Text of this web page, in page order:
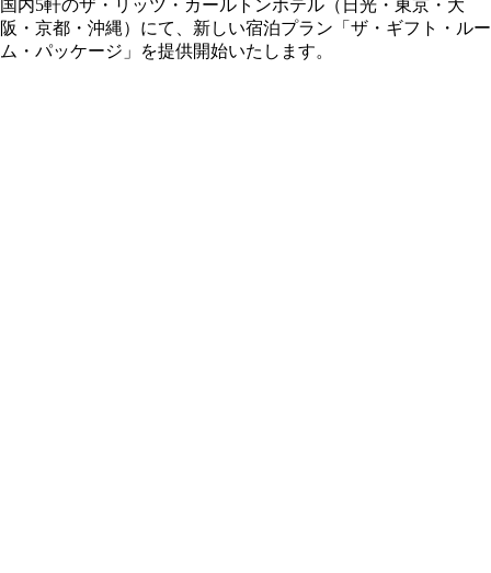
国内5軒のザ・リッツ・カールトンホテル（日光・東京・大
阪・京都・沖縄）にて、新しい宿泊プラン「ザ・ギフト・ルー
ム・パッケージ」を提供開始いたします。